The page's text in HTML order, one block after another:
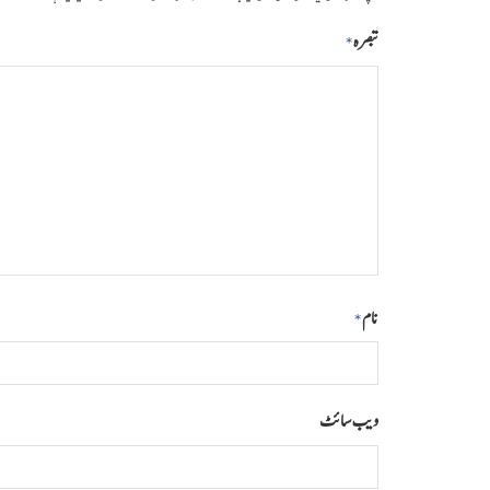
تبصرہ*
نام*
ویب‌ سائٹ